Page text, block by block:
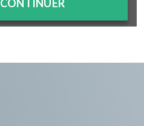
CONTINUER